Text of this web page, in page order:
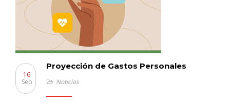
Proyección de Gastos Personales
16
Sep
Noticias